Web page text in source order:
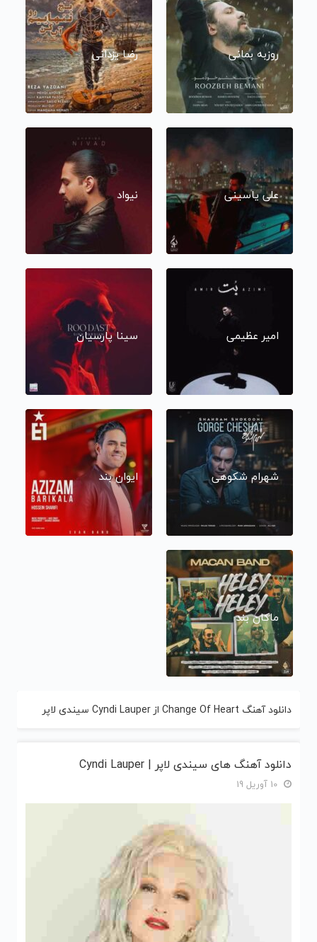
روزبه بمانی رضا یزدانی
علی یاسینی نیواد
امیر عظیمی سینا پارسیان
شهرام شکوهی ایوان بند
ماکان بند
دانلود آهنگ Change Of Heart از Cyndi Lauper سیندی لاپر
دانلود آهنگ های سیندی لاپر | Cyndi Lauper